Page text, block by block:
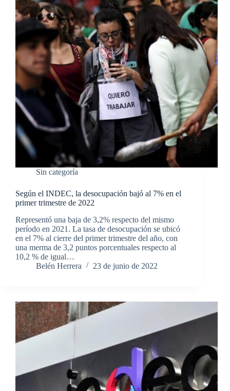
Sin categoría
Según el INDEC, la desocupación bajó al 7% en el
primer trimestre de 2022
Representó una baja de 3,2% respecto del mismo
período en 2021. La tasa de desocupación se ubicó
en el 7% al cierre del primer trimestre del año, con
una merma de 3,2 puntos porcentuales respecto al
10,2 % de igual…
Belén Herrera
23 de junio de 2022